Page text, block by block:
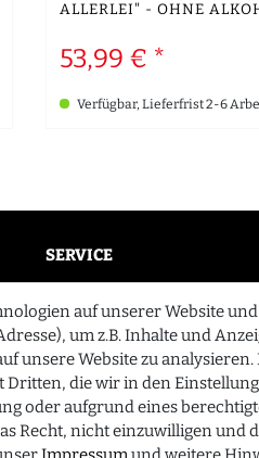
ALLERLEI" - OHNE
53,99 € *
Verfügbar, Lieferfrist 2-6
SERVICE
Unternehmen
Kontakt
auf unserer Website
um z.B. Inhalte und
unsere Website zu
Dritten, die wir in den
oder aufgrund eines
Recht, nicht einzuwilligen und